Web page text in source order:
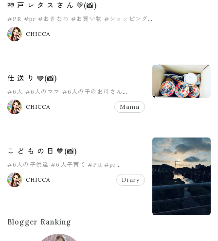
神 戸 レ タ ス さ ん 💚(📸)
#PR #pr #おきなわ #お買い物 #ショッピング
#ネットショッピング
CHICCA
仕 送 り 🩶(📸)
#6人 #6人のママ #6人の子のお母さん
#8人家族
CHICCA
Mama
こ ど も の 日 💙(📸)
#6人の子供達 #6人子育て #PR #pr
#こどもの日
CHICCA
Diary
Blogger Ranking